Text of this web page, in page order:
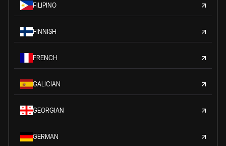
FILIPINO
FINNISH
FRENCH
GALICIAN
GEORGIAN
GERMAN